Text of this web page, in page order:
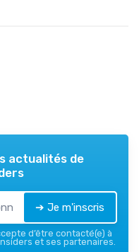
actualités de
➔ Je m'inscris
d’être contacté(e) à
et ses partenaires.